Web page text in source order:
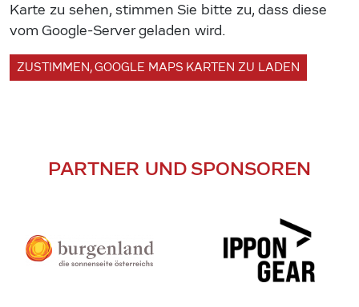
Karte zu sehen, stimmen Sie bitte zu, dass diese
vom Google-Server geladen wird.
ZUSTIMMEN, GOOGLE MAPS KARTEN ZU LADEN
PARTNER UND SPONSOREN